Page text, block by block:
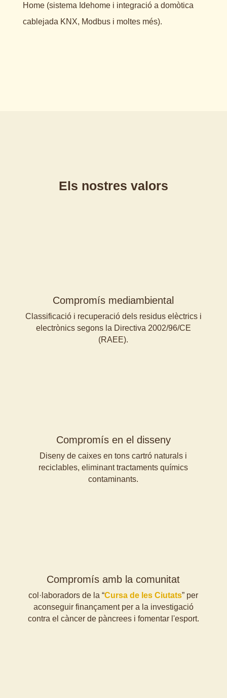
Home (sistema Idehome i integració a domòtica
cablejada KNX, Modbus i moltes més).
Els nostres valors
Compromís mediambiental
Classificació i recuperació dels residus elèctrics i
electrònics segons la Directiva 2002/96/CE
(RAEE).
Compromís en el disseny
Diseny de caixes en tons cartró naturals i
reciclables, eliminant tractaments químics
contaminants.
Compromís amb la comunitat
col·laboradors de la “Cursa de les Ciutats” per
aconseguir finançament per a la investigació
contra el càncer de pàncrees i fomentar l'esport.